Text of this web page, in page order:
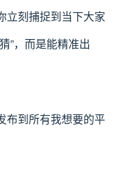
立刻捕捉到当下大家
”，而是能精准出
布到所有我想要的平